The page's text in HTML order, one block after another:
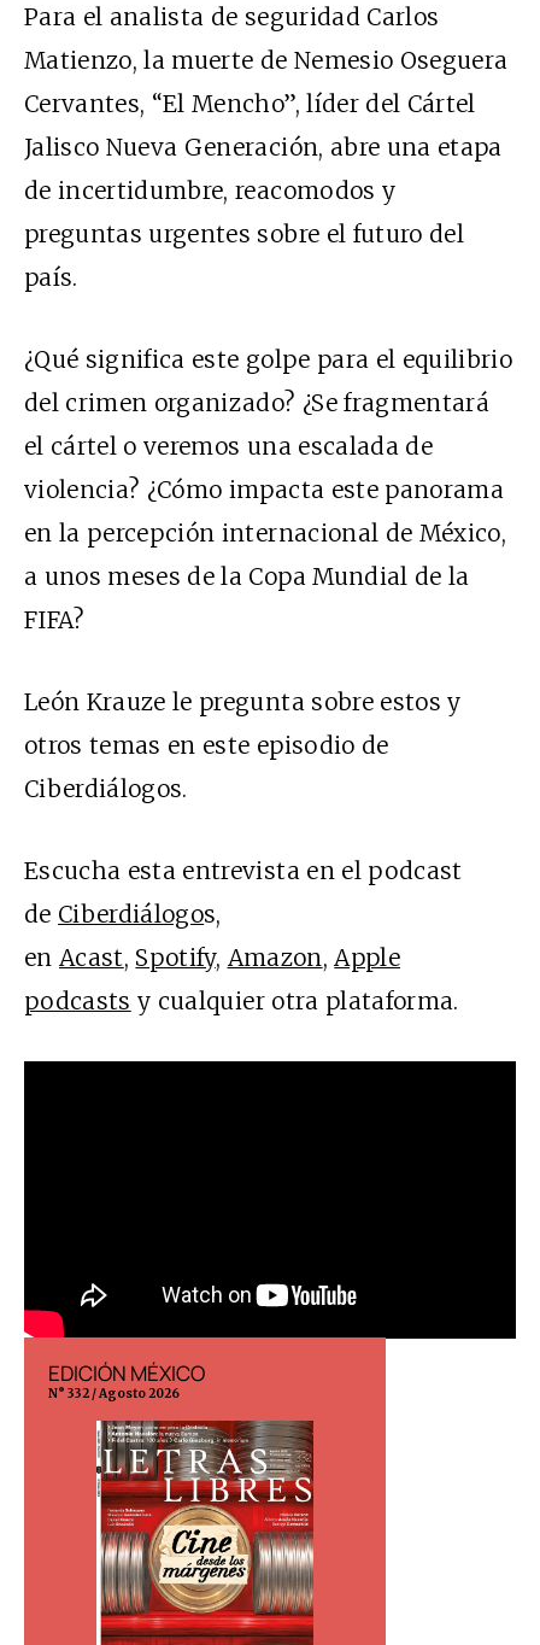
Para el analista de seguridad Carlos
Matienzo, la muerte de Nemesio Oseguera
Cervantes, “El Mencho”, líder del Cártel
Jalisco Nueva Generación, abre una etapa
de incertidumbre, reacomodos y
preguntas urgentes sobre el futuro del
país.
¿Qué significa este golpe para el equilibrio
del crimen organizado? ¿Se fragmentará
el cártel o veremos una escalada de
violencia? ¿Cómo impacta este panorama
en la percepción internacional de México,
a unos meses de la Copa Mundial de la
FIFA?
León Krauze le pregunta sobre estos y
otros temas en este episodio de
Ciberdiálogos.
Escucha esta entrevista en el podcast
de Ciberdiálogos,
enAcast, Spotify, Amazon,Apple
podcasts y cualquier otra plataforma.
EDICIÓN MÉXICO
N° 332 / Agosto 2026